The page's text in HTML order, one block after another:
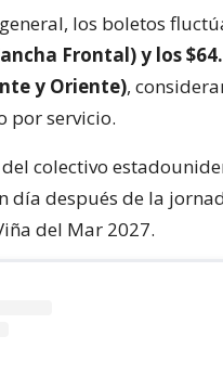
los boletos
Frontal) y los
y Oriente),
por servicio.
colectivo
día después de la
del Mar 2027.